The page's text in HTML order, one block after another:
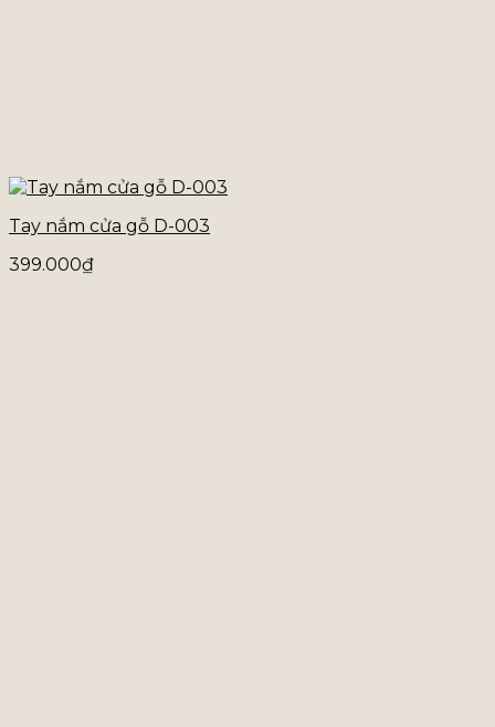
Tay nắm cửa gỗ D-003
399.000₫